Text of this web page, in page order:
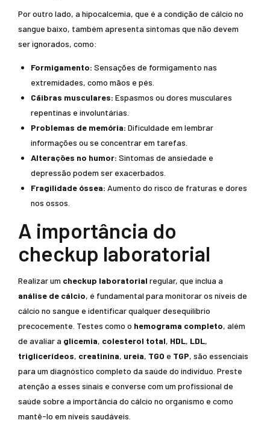
Por outro lado, a hipocalcemia, que é a condição de cálcio no
sangue baixo, também apresenta sintomas que não devem
ser ignorados, como:
Formigamento: Sensações de formigamento nas
extremidades, como mãos e pés.
Cãibras musculares: Espasmos ou dores musculares
repentinas e involuntárias.
Problemas de memória: Dificuldade em lembrar
informações ou se concentrar em tarefas.
Alterações no humor: Sintomas de ansiedade e
depressão podem ser exacerbados.
Fragilidade óssea: Aumento do risco de fraturas e dores
nos ossos.
A importância do
checkup laboratorial
Realizar um checkup laboratorial regular, que inclua a
análise de cálcio, é fundamental para monitorar os níveis de
cálcio no sangue e identificar qualquer desequilíbrio
precocemente. Testes como o hemograma completo, além
de avaliar a glicemia, colesterol total, HDL, LDL,
triglicerídeos, creatinina, ureia, TGO e TGP, são essenciais
para um diagnóstico completo da saúde do indivíduo. Preste
atenção a esses sinais e converse com um profissional de
saúde sobre a importância do cálcio no organismo e como
mantê-lo em níveis saudáveis.